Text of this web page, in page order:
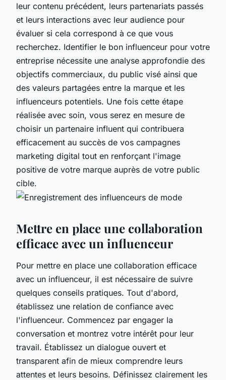
leur contenu précédent, leurs partenariats passés
et leurs interactions avec leur audience pour
évaluer si cela correspond à ce que vous
recherchez. Identifier le bon influenceur pour votre
entreprise nécessite une analyse approfondie des
objectifs commerciaux, du public visé ainsi que
des valeurs partagées entre la marque et les
influenceurs potentiels. Une fois cette étape
réalisée avec soin, vous serez en mesure de
choisir un partenaire influent qui contribuera
efficacement au succès de vos campagnes
marketing digital tout en renforçant l'image
positive de votre marque auprès de votre public
cible.
Mettre en place une collaboration
efficace avec un influenceur
Pour mettre en place une collaboration efficace
avec un influenceur, il est nécessaire de suivre
quelques conseils pratiques. Tout d'abord,
établissez une relation de confiance avec
l'influenceur. Commencez par engager la
conversation et montrez votre intérêt pour leur
travail. Établissez un dialogue ouvert et
transparent afin de mieux comprendre leurs
attentes et leurs besoins. Définissez clairement les